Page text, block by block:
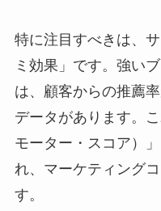
特に注目すべきは、
ミ効果」です。強い
は、顧客からの推薦
データがあります。
モーター・スコア）
れ、マーケティング
す。